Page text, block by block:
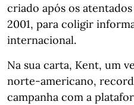
criado após os
2001, para coligir
internacional.
Na sua carta, Kent, um
norte-americano,
campanha com a